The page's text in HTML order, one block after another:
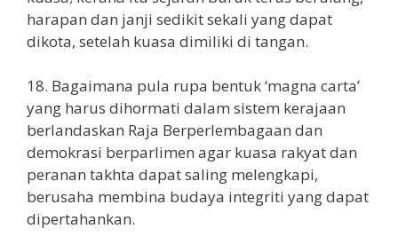
harapan dan janji sedikit sekali yang dapat
dikota, setelah kuasa dimiliki di tangan.
18. Bagaimana pula rupa bentuk ‘magna carta’
yang harus dihormati dalam sistem kerajaan
berlandaskan Raja Berperlembagaan dan
demokrasi berparlimen agar kuasa rakyat dan
peranan takhta dapat saling melengkapi,
berusaha membina budaya integriti yang dapat
dipertahankan.